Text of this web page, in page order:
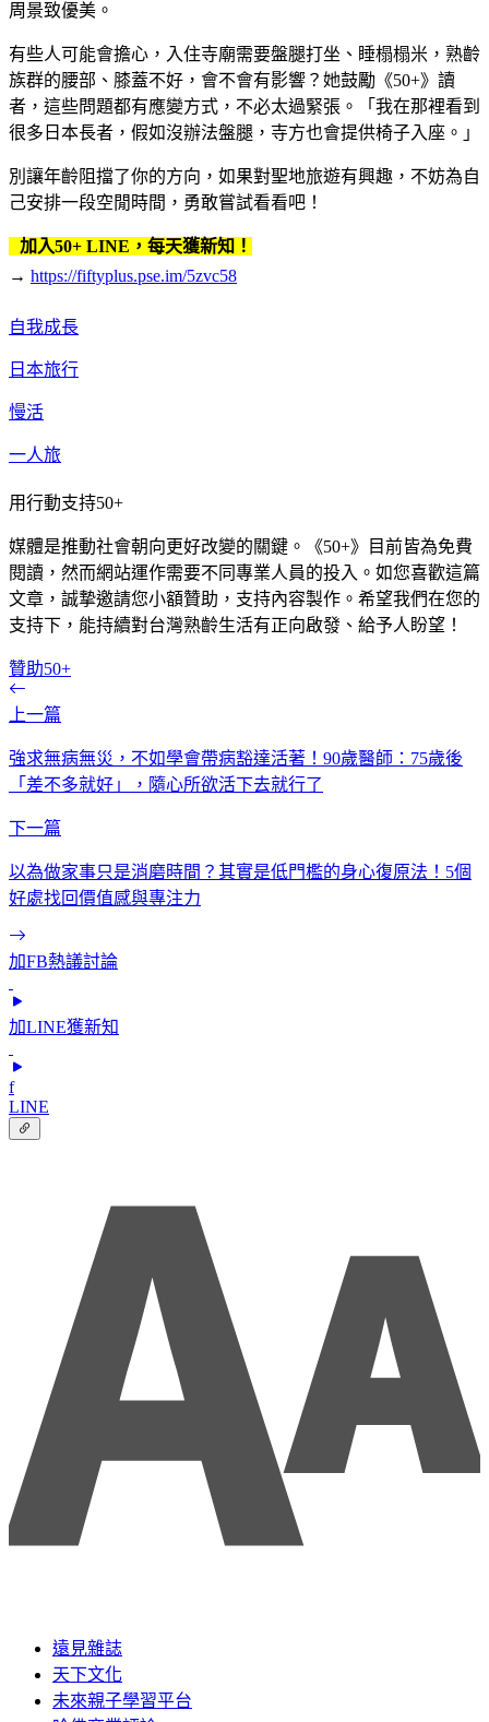
周景致優美。
有些人可能會擔心，入住寺廟需要盤腿打坐、睡榻榻米，熟齡
族群的腰部、膝蓋不好，會不會有影響？她鼓勵《50+》讀
者，這些問題都有應變方式，不必太過緊張。「我在那裡看到
很多日本長者，假如沒辦法盤腿，寺方也會提供椅子入座。」
別讓年齡阻擋了你的方向，如果對聖地旅遊有興趣，不妨為自
己安排一段空閒時間，勇敢嘗試看看吧！
加入50+ LINE，每天獲新知！
→ https://fiftyplus.pse.im/5zvc58
自我成長
日本旅行
慢活
一人旅
用行動支持50+
媒體是推動社會朝向更好改變的關鍵。《50+》目前皆為免費
閱讀，然而網站運作需要不同專業人員的投入。如您喜歡這篇
文章，誠摯邀請您小額贊助，支持內容製作。希望我們在您的
支持下，能持續對台灣熟齡生活有正向啟發、給予人盼望！
贊助50+
上一篇
強求無病無災，不如學會帶病豁達活著！90歲醫師：75歲後
「差不多就好」，隨心所欲活下去就行了
下一篇
以為做家事只是消磨時間？其實是低門檻的身心復原法！5個
好處找回價值感與專注力
加FB熱議討論
加LINE獲新知
f
LINE
遠見雜誌
天下文化
未來親子學習平台